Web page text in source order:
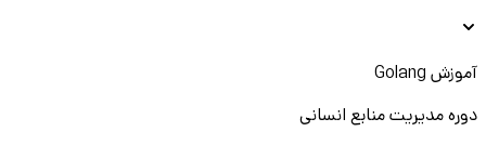
آموزش Golang
دوره مدیریت منابع انسانی